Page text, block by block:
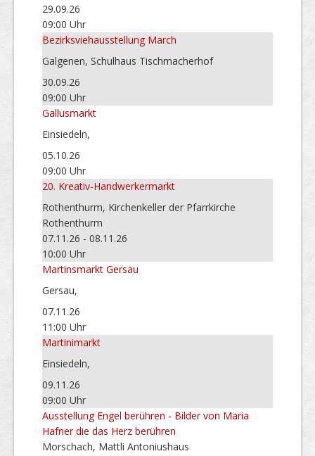
29.09.26
09:00 Uhr
Bezirksviehausstellung March
Galgenen, Schulhaus Tischmacherhof
30.09.26
09:00 Uhr
Gallusmarkt
Einsiedeln,
05.10.26
09:00 Uhr
20. Kreativ-Handwerkermarkt
Rothenthurm, Kirchenkeller der Pfarrkirche
Rothenthurm
07.11.26 - 08.11.26
10:00 Uhr
Martinsmarkt Gersau
Gersau,
07.11.26
11:00 Uhr
Martinimarkt
Einsiedeln,
09.11.26
09:00 Uhr
Ausstellung Engel berühren - Bilder von Maria
Hafner die das Herz berühren
Morschach, Mattli Antoniushaus